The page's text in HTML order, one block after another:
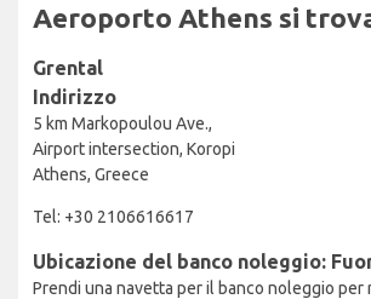
Aeroporto Athens si
Grental
Indirizzo
5 km Markopoulou Ave.,
Airport intersection, Koropi
Athens, Greece
Tel: +30 2106616617
Ubicazione del banco noleggio:
Prendi una navetta per il banco noleggio per